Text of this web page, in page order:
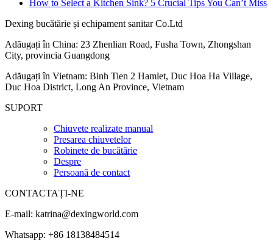
How to Select a Kitchen Sink? 5 Crucial Tips You Can’t Miss
Dexing bucătărie și echipament sanitar Co.Ltd
Adăugați în China: 23 Zhenlian Road, Fusha Town, Zhongshan
City, provincia Guangdong
Adăugați în Vietnam: Binh Tien 2 Hamlet, Duc Hoa Ha Village,
Duc Hoa District, Long An Province, Vietnam
SUPORT
Chiuvete realizate manual
Presarea chiuvetelor
Robinete de bucătărie
Despre
Persoană de contact
CONTACTAȚI-NE
E-mail: katrina@dexingworld.com
Whatsapp: +86 18138484514